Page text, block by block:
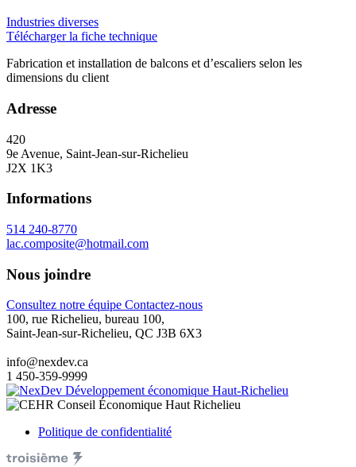
Industries diverses
Télécharger la fiche technique
Fabrication et installation de balcons et d’escaliers selon les
dimensions du client
Adresse
420
9e Avenue, Saint-Jean-sur-Richelieu
J2X 1K3
Informations
514 240-8770
lac.composite@hotmail.com
Nous joindre
Consultez notre équipe Contactez-nous
100, rue Richelieu, bureau 100,
Saint-Jean-sur-Richelieu, QC J3B 6X3
info@nexdev.ca
1 450-359-9999
Politique de confidentialité